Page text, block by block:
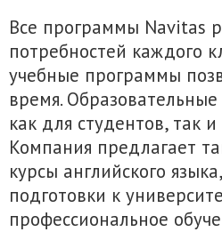
Все программы Navitas
потребностей каждого
учебные программы
время.
как для студентов, так
Компания предлагает
курсы английского
подготовки к
профессиональное